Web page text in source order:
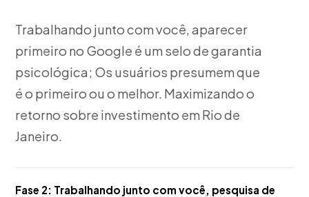
Trabalhando junto com você, aparecer
primeiro no Google é um selo de garantia
psicológica; Os usuários presumem que
é o primeiro ou o melhor. Maximizando o
retorno sobre investimento em Rio de
Janeiro.
Fase 2: Trabalhando junto com você, pesquisa de